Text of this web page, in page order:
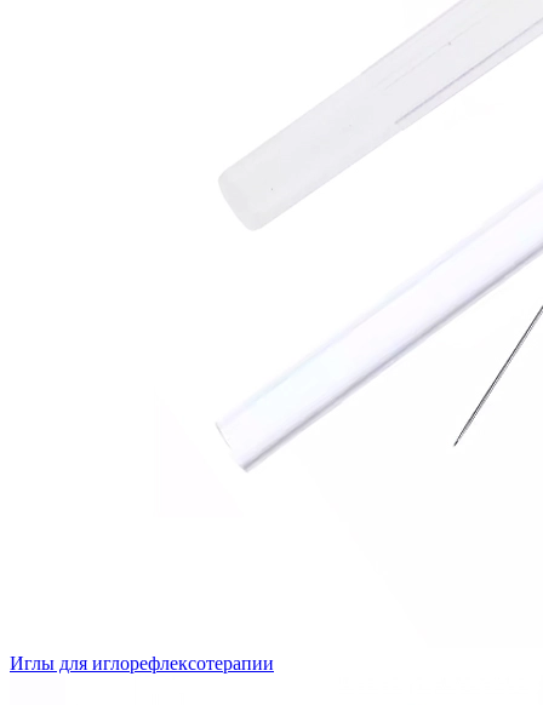
Иглы для иглорефлексотерапии